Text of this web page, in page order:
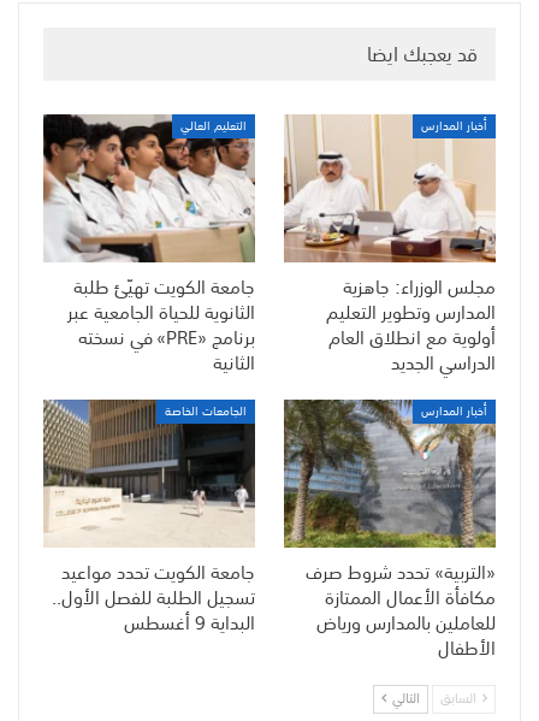
قد يعجبك ايضا
أخبار المدارس
مجلس الوزراء: جاهزية
المدارس وتطوير التعليم
أولوية مع انطلاق العام
الدراسي الجديد
التعليم العالي
جامعة الكويت تهيّئ طلبة
الثانوية للحياة الجامعية عبر
برنامج «PRE» في نسخته
الثانية
أخبار المدارس
«التربية» تحدد شروط صرف
مكافأة الأعمال الممتازة
للعاملين بالمدارس ورياض
الأطفال
الجامعات الخاصة
جامعة الكويت تحدد مواعيد
تسجيل الطلبة للفصل الأول..
البداية 9 أغسطس
السابق التالي